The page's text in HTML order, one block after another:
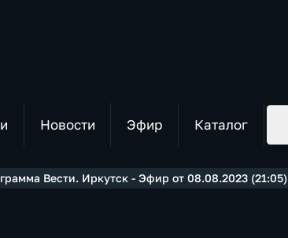
Новости Эфир Каталог
Вести. Иркутск - Эфир от 08.08.2023 (21:05)